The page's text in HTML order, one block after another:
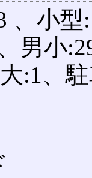
、小型
男小
:1、